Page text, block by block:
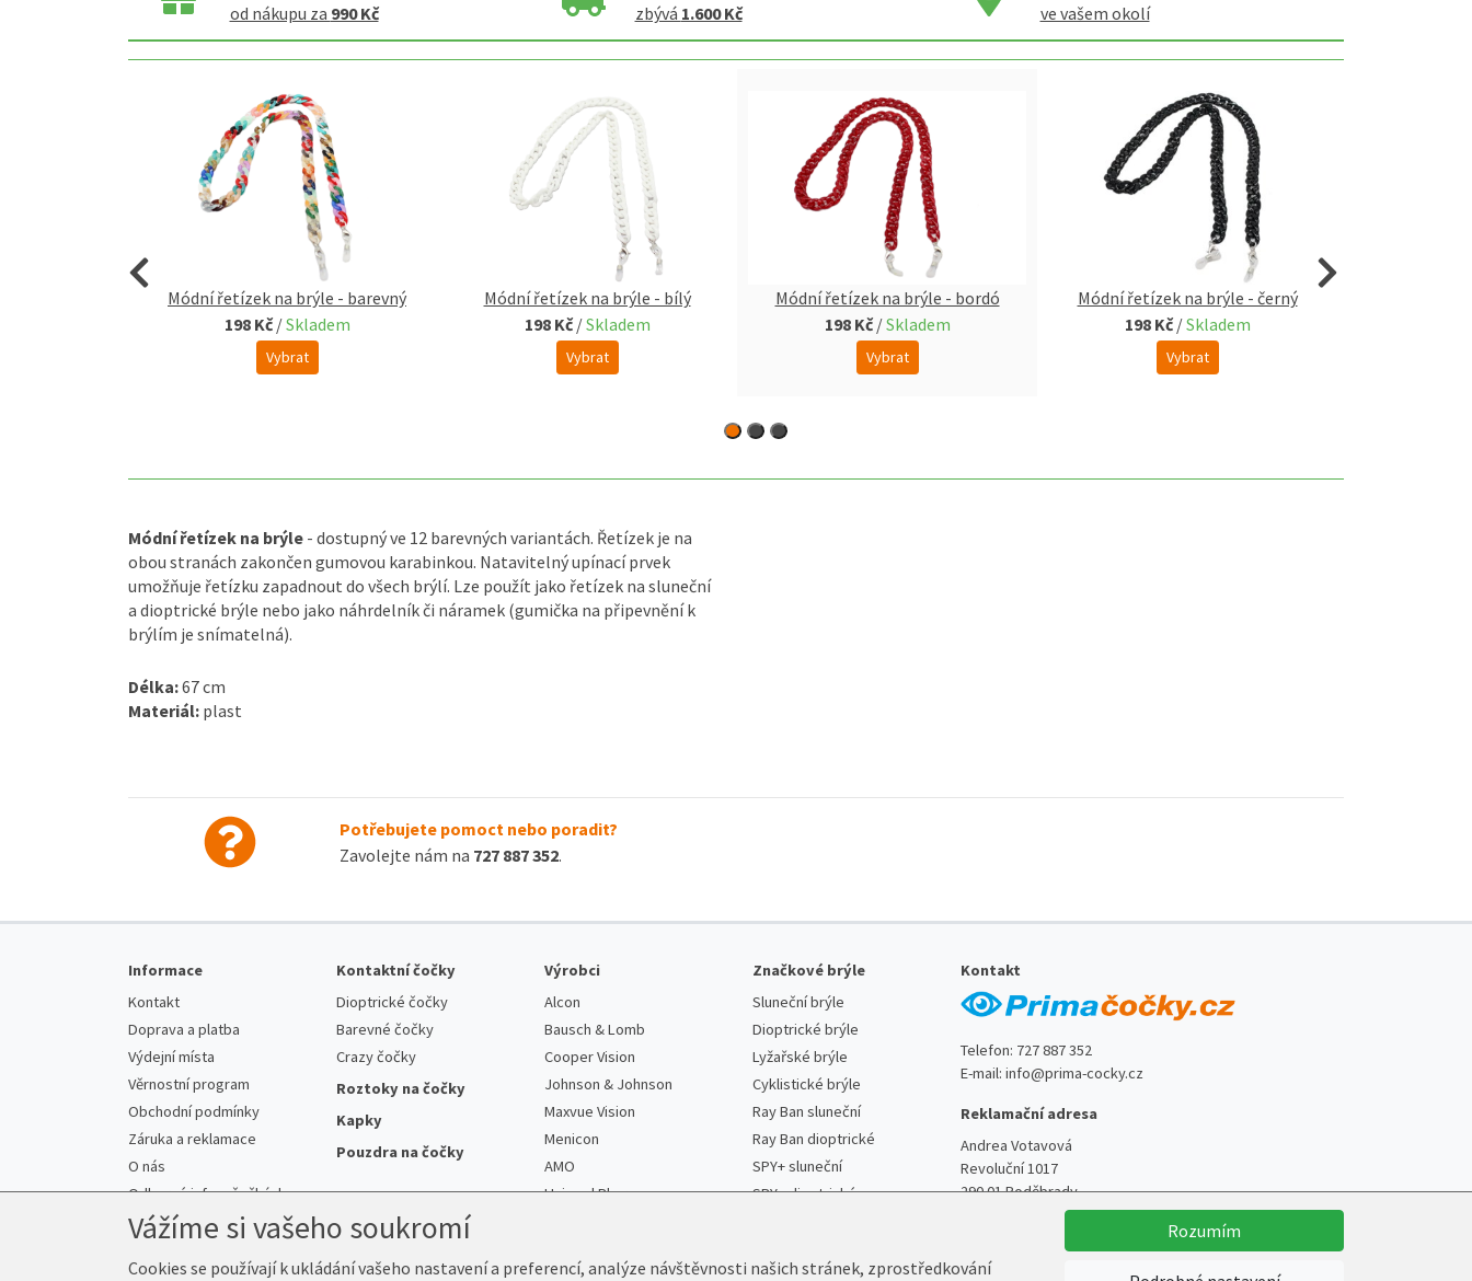
od nákupu za 990 Kč
zbývá 1.600 Kč
ve vašem okolí
Módní řetízek na brýle - barevný
198 Kč/Skladem
Vybrat
Módní řetízek na brýle - bílý
198 Kč/Skladem
Vybrat
Módní řetízek na brýle - bordó
198 Kč/Skladem
Vybrat
Módní řetízek na brýle - černý
198 Kč/Skladem
Vybrat
Módní řetízek na brýle - dostupný ve 12 barevných variantách. Řetízek je na
obou stranách zakončen gumovou karabinkou. Natavitelný upínací prvek
umožňuje řetízku zapadnout do všech brýlí. Lze použít jako řetízek na sluneční
a dioptrické brýle nebo jako náhrdelník či náramek (gumička na připevnění k
brýlím je snímatelná).
Délka:67 cm
Materiál: plast
Potřebujete pomoct nebo poradit?
Zavolejte nám na 727 887 352.
Informace
Kontakt
Doprava a platba
Výdejní místa
Věrnostní program
Obchodní podmínky
Záruka a reklamace
O nás
Odborné info o čočkách
Kontaktní čočky
Dioptrické čočky
Barevné čočky
Crazy čočky
Roztoky na čočky
Kapky
Pouzdra na čočky
Výrobci
Alcon
Bausch & Lomb
Cooper Vision
Johnson & Johnson
Maxvue Vision
Menicon
AMO
Unimed Pharma
Značkové brýle
Sluneční brýle
Dioptrické brýle
Lyžařské brýle
Cyklistické brýle
Ray Ban sluneční
Ray Ban dioptrické
SPY+ sluneční
SPY+ dioptrické
Kontakt
Telefon: 727 887 352
E-mail: info@prima-cocky.cz
Reklamační adresa
Andrea Votavová
Revoluční 1017
290 01 Poděbrady
Vážíme si vašeho soukromí
Cookies se používají k ukládání vašeho nastavení a preferencí, analýze návštěvnosti našich stránek, zprostředkování
Rozumím